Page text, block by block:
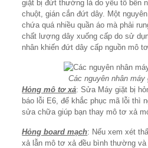
giặt bị đứt thường là do yếu tố bên
chuột, gián cắn đứt dây. Một
chứa quá nhiều quần áo mà phải
chất lượng dây xuống cấp do sử
nhân khiến đứt dây cấp nguồn mô
Các nguyên nhân máy
Hỏng mô tơ xả: Sửa Máy giặt bị
báo lỗi E6, để khắc phục mã lỗi thì
sửa chữa giúp bạn thay mô tơ xả
Hỏng board mạch: Nếu xem xét
xả lẫn mô tơ xả đều bình thường